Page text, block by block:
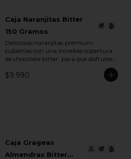
Caja Naranjitas Bitter
150 Gramos
Deliciosas naranjitas premium
cubiertas con una increíble cobertura
de chocolate bitter, para que disfrutes
espectacular sabor.
$9.990
Caja Grageas
Almendras Bitter